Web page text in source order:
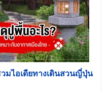
มไอเดียทางเดินสวนญี่ปุ่น